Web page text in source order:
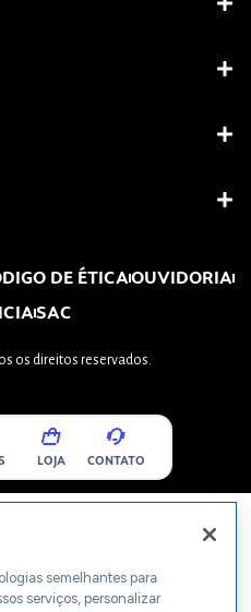
DE ÉTICAOUVIDORIA
SAC
os direitos reservados.
LOJA CONTATO
semelhantes para
serviços, personalizar